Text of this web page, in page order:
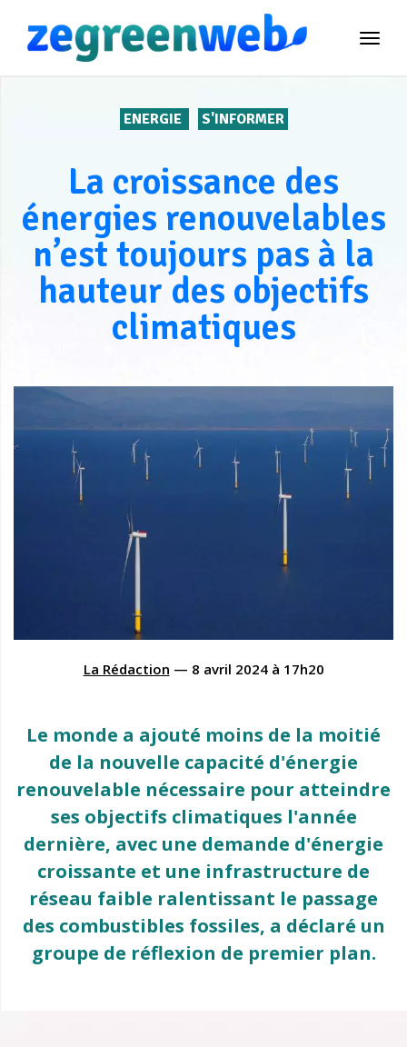
ENERGIE S'INFORMER
La croissance des
énergies renouvelables
n’est toujours pas à la
hauteur des objectifs
climatiques
La Rédaction — 8 avril 2024à 17h20
Le monde a ajouté moins de la moitié
de la nouvelle capacité d'énergie
renouvelable nécessaire pour atteindre
ses objectifs climatiques l'année
dernière, avec une demande d'énergie
croissante et une infrastructure de
réseau faible ralentissant le passage
des combustibles fossiles, a déclaré un
groupe de réflexion de premier plan.